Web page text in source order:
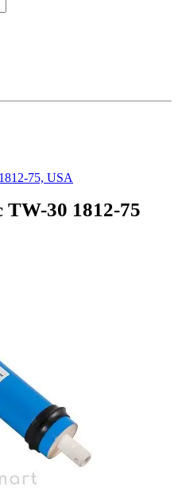
75, USA
30 1812-75